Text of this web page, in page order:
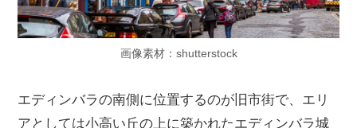
画像素材：shutterstock
エディンバラの南側に位置するのが旧市街で、エリ
アとしては小高い丘の上に築かれたエディンバラ城